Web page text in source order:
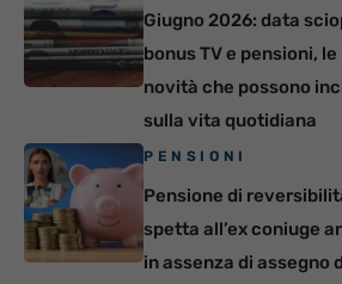
Giugno 2026: data
bonus TV e pensioni, le
novità che possono
sulla vita quotidiana
PENSIONI
Pensione di
spetta all’ex coniuge
in assenza di assegno